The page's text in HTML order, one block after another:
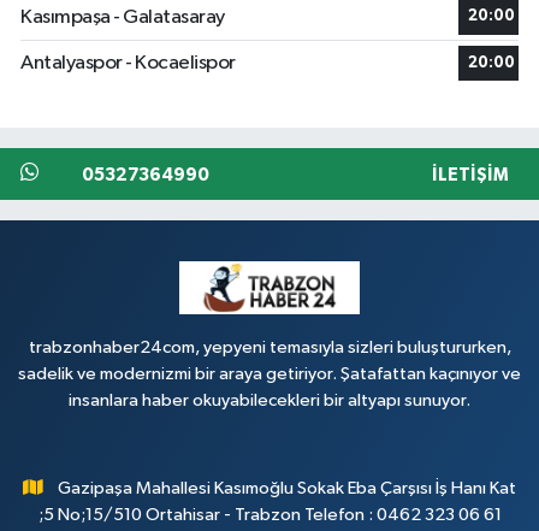
Kasımpaşa - Galatasaray 20:00
Antalyaspor - Kocaelispor 20:00
05327364990 İLETIŞIM
trabzonhaber24com, yepyeni temasıyla sizleri buluştururken,
sadelik ve modernizmi bir araya getiriyor. Şatafattan kaçınıyor ve
insanlara haber okuyabilecekleri bir altyapı sunuyor.
Gazipaşa Mahallesi Kasımoğlu Sokak Eba Çarşısı İş Hanı Kat
;5 No;15/510 Ortahisar - Trabzon Telefon : 0462 323 06 61